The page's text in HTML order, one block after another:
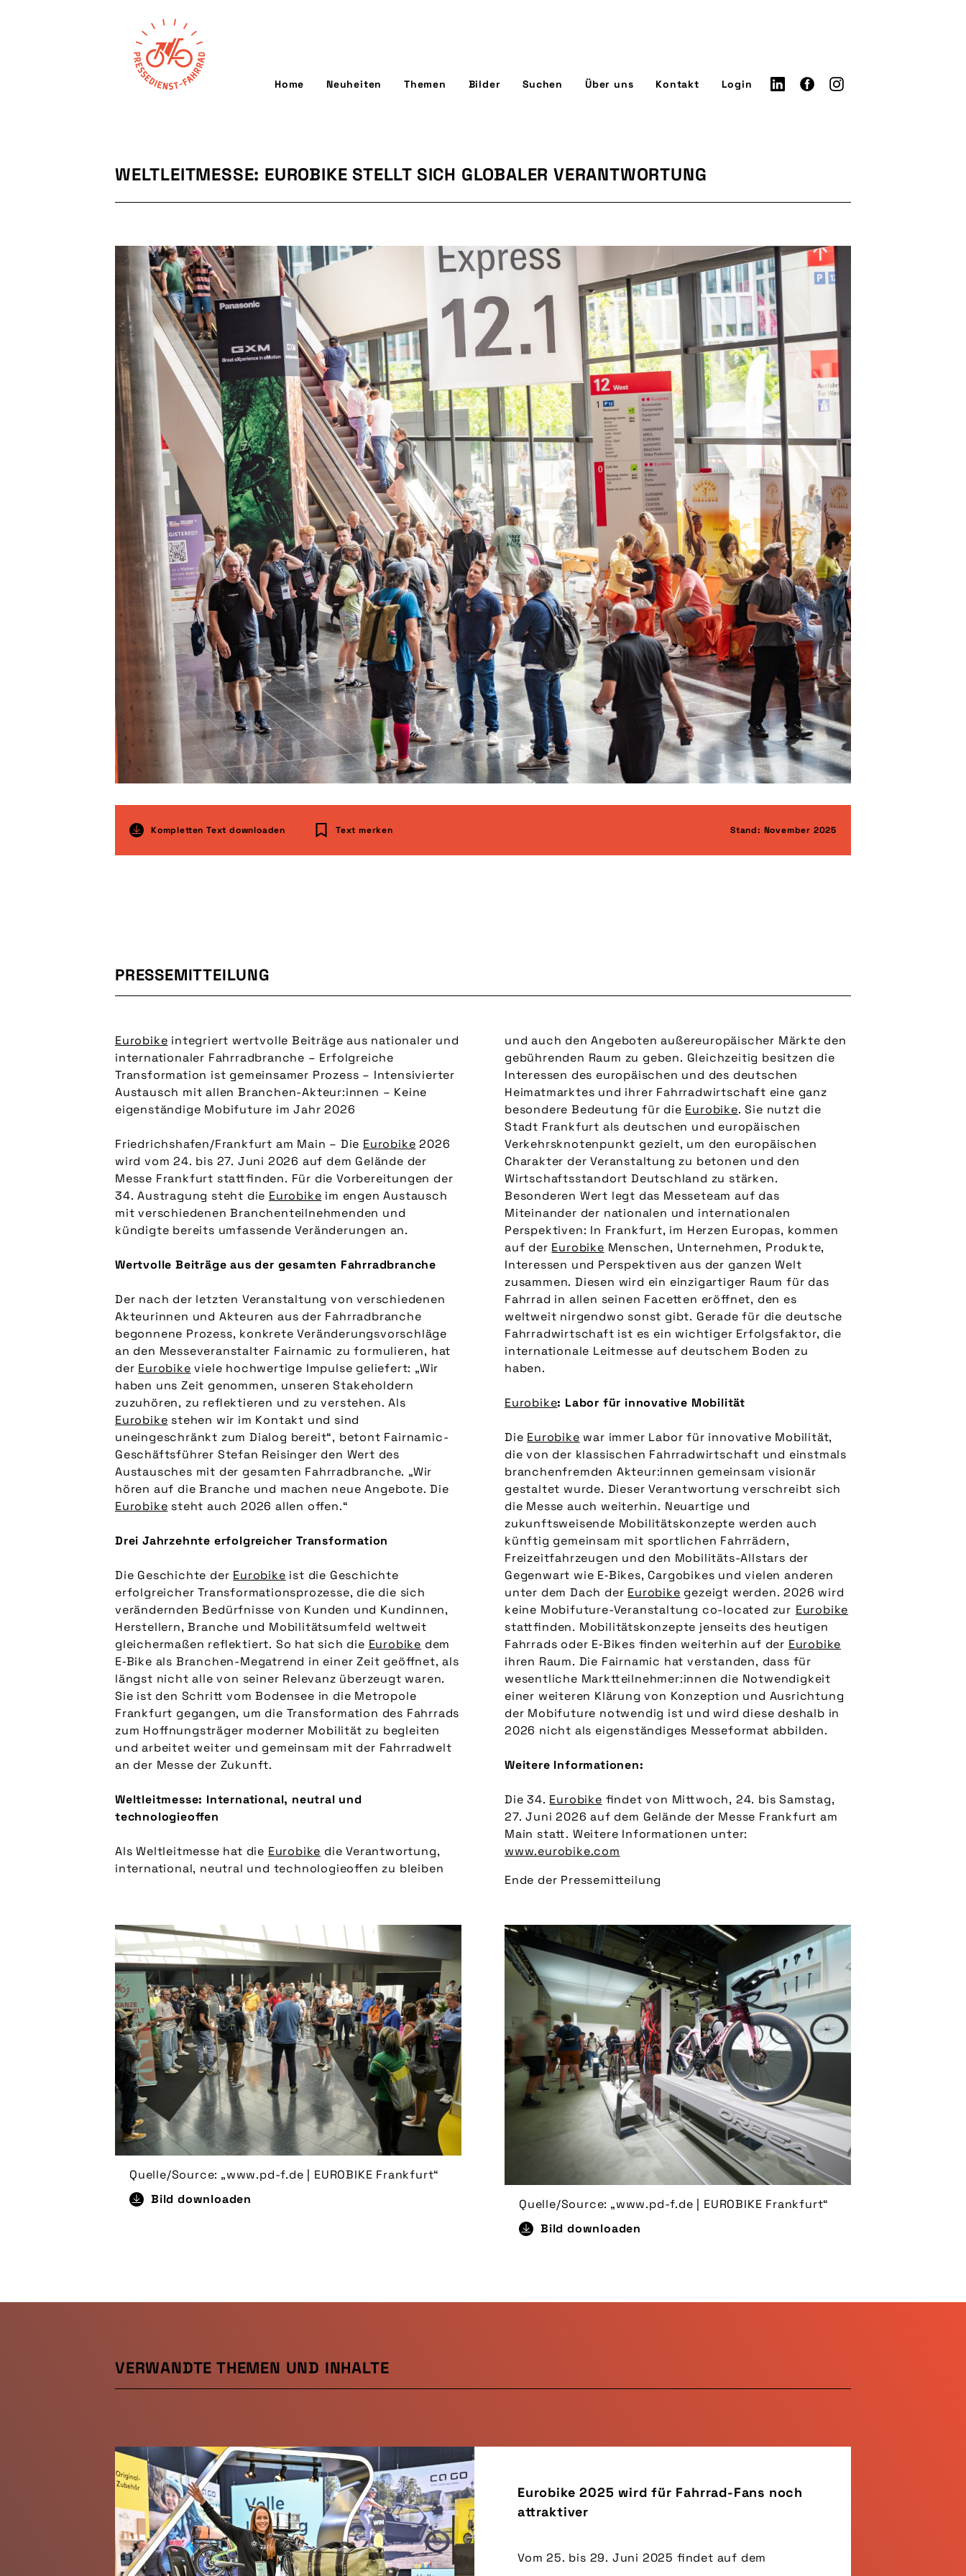
Home Neuheiten Themen Bilder Suchen Über uns Kontakt Login
WELTLEITMESSE: EUROBIKE STELLT SICH GLOBALER VERANTWORTUNG
Kompletten Text downloaden Text merken Stand: November 2025
PRESSEMITTEILUNG
Eurobike integriert wertvolle Beiträge aus nationaler und
internationaler Fahrradbranche – Erfolgreiche
Transformation ist gemeinsamer Prozess – Intensivierter
Austausch mit allen Branchen-Akteur:innen – Keine
eigenständige Mobifuture im Jahr 2026
Friedrichshafen/Frankfurt am Main – Die Eurobike 2026
wird vom 24. bis 27. Juni 2026 auf dem Gelände der
Messe Frankfurt stattfinden. Für die Vorbereitungen der
34. Austragung steht die Eurobike im engen Austausch
mit verschiedenen Branchenteilnehmenden und
kündigte bereits umfassende Veränderungen an.
Wertvolle Beiträge aus der gesamten Fahrradbranche
Der nach der letzten Veranstaltung von verschiedenen
Akteurinnen und Akteuren aus der Fahrradbranche
begonnene Prozess, konkrete Veränderungsvorschläge
an den Messeveranstalter Fairnamic zu formulieren, hat
der Eurobike viele hochwertige Impulse geliefert: „Wir
haben uns Zeit genommen, unseren Stakeholdern
zuzuhören, zu reflektieren und zu verstehen. Als
Eurobike stehen wir im Kontakt und sind
uneingeschränkt zum Dialog bereit“, betont Fairnamic-
Geschäftsführer Stefan Reisinger den Wert des
Austausches mit der gesamten Fahrradbranche. „Wir
hören auf die Branche und machen neue Angebote. Die
Eurobike steht auch 2026 allen offen.“
Drei Jahrzehnte erfolgreicher Transformation
Die Geschichte der Eurobike ist die Geschichte
erfolgreicher Transformationsprozesse, die die sich
verändernden Bedürfnisse von Kunden und Kundinnen,
Herstellern, Branche und Mobilitätsumfeld weltweit
gleichermaßen reflektiert. So hat sich die Eurobike dem
E‑Bike als Branchen-Megatrend in einer Zeit geöffnet, als
längst nicht alle von seiner Relevanz überzeugt waren.
Sie ist den Schritt vom Bodensee in die Metropole
Frankfurt gegangen, um die Transformation des Fahrrads
zum Hoffnungsträger moderner Mobilität zu begleiten
und arbeitet weiter und gemeinsam mit der Fahrradwelt
an der Messe der Zukunft.
Weltleitmesse: International, neutral und
technologieoffen
Als Weltleitmesse hat die Eurobike die Verantwortung,
international, neutral und technologieoffen zu bleiben
und auch den Angeboten außereuropäischer Märkte den
gebührenden Raum zu geben. Gleichzeitig besitzen die
Interessen des europäischen und des deutschen
Heimatmarktes und ihrer Fahrradwirtschaft eine ganz
besondere Bedeutung für die Eurobike. Sie nutzt die
Stadt Frankfurt als deutschen und europäischen
Verkehrsknotenpunkt gezielt, um den europäischen
Charakter der Veranstaltung zu betonen und den
Wirtschaftsstandort Deutschland zu stärken.
Besonderen Wert legt das Messeteam auf das
Miteinander der nationalen und internationalen
Perspektiven: In Frankfurt, im Herzen Europas, kommen
auf der Eurobike Menschen, Unternehmen, Produkte,
Interessen und Perspektiven aus der ganzen Welt
zusammen. Diesen wird ein einzigartiger Raum für das
Fahrrad in allen seinen Facetten eröffnet, den es
weltweit nirgendwo sonst gibt. Gerade für die deutsche
Fahrradwirtschaft ist es ein wichtiger Erfolgsfaktor, die
internationale Leitmesse auf deutschem Boden zu
haben.
Eurobike: Labor für innovative Mobilität
Die Eurobike war immer Labor für innovative Mobilität,
die von der klassischen Fahrradwirtschaft und einstmals
branchenfremden Akteur:innen gemeinsam visionär
gestaltet wurde. Dieser Verantwortung verschreibt sich
die Messe auch weiterhin. Neuartige und
zukunftsweisende Mobilitätskonzepte werden auch
künftig gemeinsam mit sportlichen Fahrrädern,
Freizeitfahrzeugen und den Mobilitäts-Allstars der
Gegenwart wie E‑Bikes, Cargobikes und vielen anderen
unter dem Dach der Eurobike gezeigt werden. 2026 wird
keine Mobifuture-Veranstaltung co-located zur Eurobike
stattfinden. Mobilitätskonzepte jenseits des heutigen
Fahrrads oder E‑Bikes finden weiterhin auf der Eurobike
ihren Raum. Die Fairnamic hat verstanden, dass für
wesentliche Marktteilnehmer:innen die Notwendigkeit
einer weiteren Klärung von Konzeption und Ausrichtung
der Mobifuture notwendig ist und wird diese deshalb in
2026 nicht als eigenständiges Messeformat abbilden.
Weitere Informationen:
Die 34. Eurobike findet von Mittwoch, 24. bis Samstag,
27. Juni 2026 auf dem Gelände der Messe Frankfurt am
Main statt. Weitere Informationen unter:
www.eurobike.com
Ende der Pressemitteilung
Quelle/Source: „www.pd-f.de | EUROBIKE Frankfurt“
Bild downloaden
Quelle/Source: „www.pd-f.de | EUROBIKE Frankfurt“
Bild downloaden
VERWANDTE THEMEN UND INHALTE
Eurobike 2025 wird für Fahrrad-Fans noch
attraktiver
Vom 25. bis 29. Juni 2025 findet auf dem